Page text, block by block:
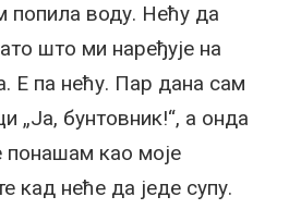
попила воду. Нећу да
што ми наређује на
Е па нећу. Пар дана сам
„Ја, бунтовник!“, а онда
понашам као моје
кад неће да једе супу.